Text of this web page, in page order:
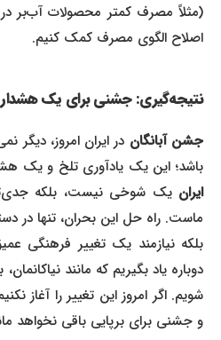
(مثلاً مصرف کمتر محصولات آب‌بر
اصلاح الگوی مصرف کمک کنیم.
نتیجه‌گیری: جشنی برای یک هشدار
جشن آبانگان در ایران امروز، دیگر
باشد؛ این یک یادآوری تلخ و یک
ایران یک شوخی نیست، بلکه
ماست. راه حل این بحران، تنها در
بلکه نیازمند یک تغییر فرهنگی
دوباره یاد بگیریم که مانند
شویم. اگر امروز این تغییر را آغاز
و جشنی برای برپایی باقی نخواهد